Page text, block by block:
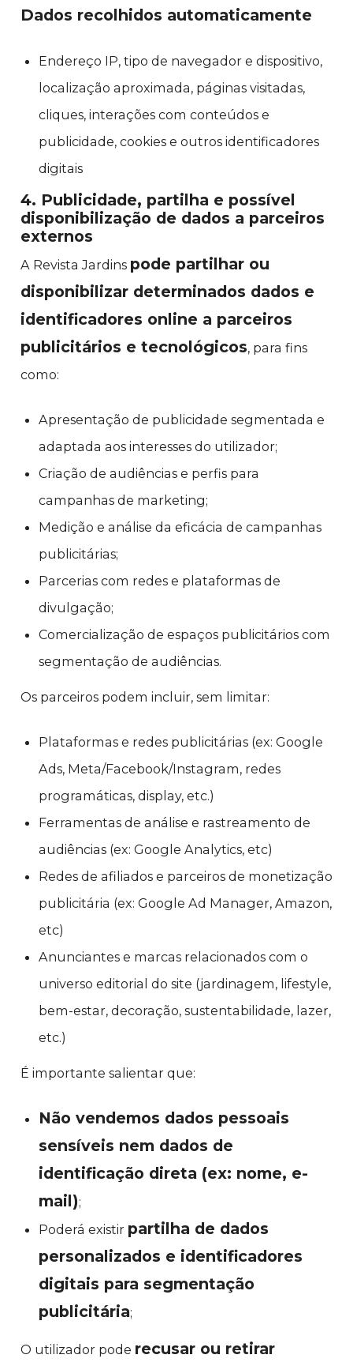
Dados recolhidos automaticamente
Endereço IP, tipo de navegador e dispositivo,
localização aproximada, páginas visitadas,
cliques, interações com conteúdos e
publicidade, cookies e outros identificadores
digitais
4. Publicidade, partilha e possível
disponibilização de dados a parceiros
externos
A Revista Jardins pode partilhar ou
disponibilizar determinados dados e
identificadores online a parceiros
publicitários e tecnológicos, para fins
como:
Apresentação de publicidade segmentada e
adaptada aos interesses do utilizador;
Criação de audiências e perfis para
campanhas de marketing;
Medição e análise da eficácia de campanhas
publicitárias;
Parcerias com redes e plataformas de
divulgação;
Comercialização de espaços publicitários com
segmentação de audiências.
Os parceiros podem incluir, sem limitar:
Plataformas e redes publicitárias (ex: Google
Ads, Meta/Facebook/Instagram, redes
programáticas, display, etc.)
Ferramentas de análise e rastreamento de
audiências (ex: Google Analytics, etc)
Redes de afiliados e parceiros de monetização
publicitária (ex: Google Ad Manager, Amazon,
etc)
Anunciantes e marcas relacionados com o
universo editorial do site (jardinagem, lifestyle,
bem-estar, decoração, sustentabilidade, lazer,
etc.)
É importante salientar que:
Não vendemos dados pessoais
sensíveis nem dados de
identificação direta (ex: nome, e-
mail);
Poderá existir partilha de dados
personalizados e identificadores
digitais para segmentação
publicitária;
O utilizador pode recusar ou retirar